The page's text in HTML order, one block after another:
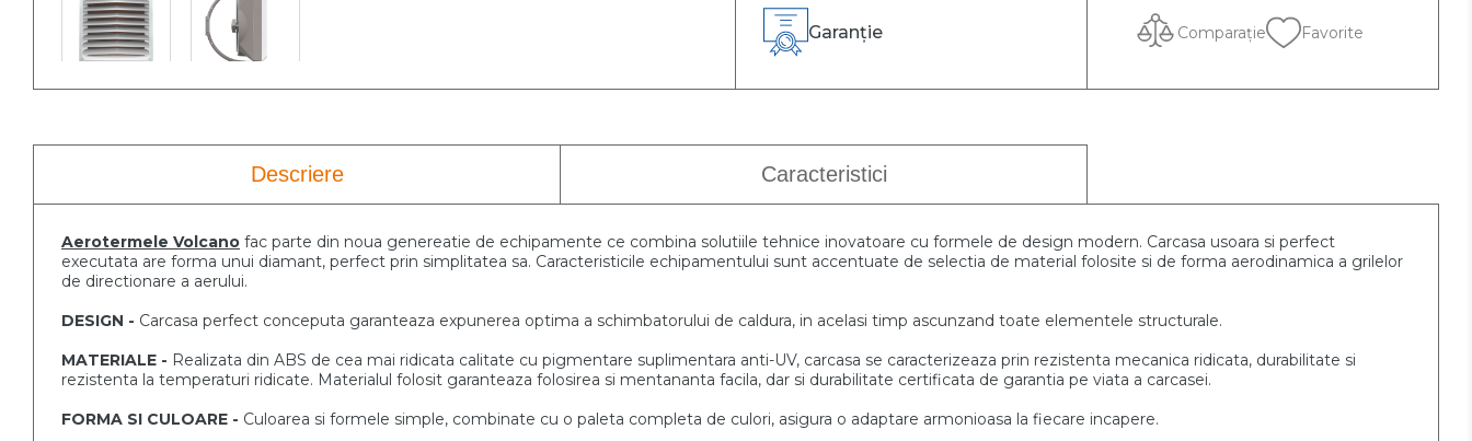
Garanție Comparație Favorite
Descriere Caracteristici
Aerotermele Volcano fac parte din noua genereatie de echipamente ce combina solutiile tehnice inovatoare cu formele de design modern. Carcasa usoara si perfect
executata are forma unui diamant, perfect prin simplitatea sa. Caracteristicile echipamentului sunt accentuate de selectia de material folosite si de forma aerodinamica a grilelor
de directionare a aerului.
DESIGN - Carcasa perfect conceputa garanteaza expunerea optima a schimbatorului de caldura, in acelasi timp ascunzand toate elementele structurale.
MATERIALE - Realizata din ABS de cea mai ridicata calitate cu pigmentare suplimentara anti-UV, carcasa se caracterizeaza prin rezistenta mecanica ridicata, durabilitate si
rezistenta la temperaturi ridicate. Materialul folosit garanteaza folosirea si mentananta facila, dar si durabilitate certificata de garantia pe viata a carcasei.
FORMA SI CULOARE - Culoarea si formele simple, combinate cu o paleta completa de culori, asigura o adaptare armonioasa la fiecare incapere.